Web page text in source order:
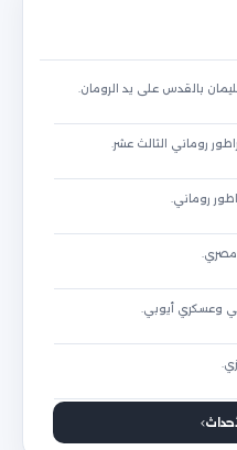
بالقدس على يد الرومان.
روماني الثالث عشر.
روماني.
مصري.
وعسكري أيوبي.